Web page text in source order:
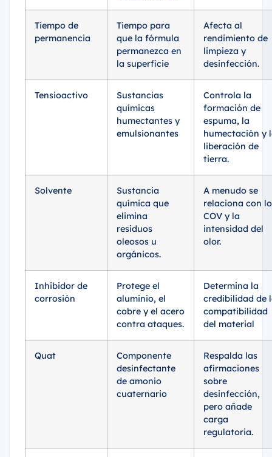
Tiempo de
permanencia
Tiempo para
que la fórmula
permanezca en
la superficie
Afecta al
rendimiento de
limpieza y
desinfección.
Tensioactivo
Sustancias
químicas
humectantes y
emulsionantes
Controla la
formación de
espuma, la
humectación y
liberación de
tierra.
Solvente
Sustancia
química que
elimina
residuos
oleosos u
orgánicos.
A menudo se
relaciona con
COV y la
intensidad del
olor.
Inhibidor de
corrosión
Protege el
aluminio, el
cobre y el acero
contra ataques.
Determina la
credibilidad de
compatibilidad
del material
Quat
Componente
desinfectante
de amonio
cuaternario
Respalda las
afirmaciones
sobre
desinfección,
pero añade
carga
regulatoria.